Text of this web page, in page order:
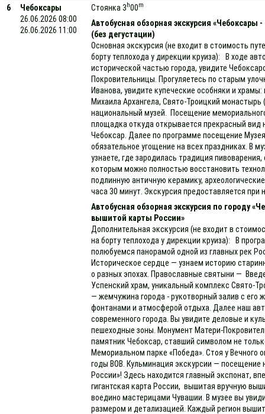
6
Чебоксары
26.06.2026 08:00
26.06.2026 11:00
Стоянка 3 h00m
Автобусная обзорная экскурсия
(без дегустации)
Основная экскурсия (не входит в стоимость
борту теплохода у дирекции круиза): В ходе
исторической частью города, увидите
Покровительницы. Прогуляетесь по старым
Иванова, увидите купеческие особняки и
Михаила Архангела, Свято-Троицкий
национальный музей. Посещение
площадка откуда открывается прекрасный вид
Чебоксар. Далее по программе посещение
обязательное угощение на всех праздниках. В
узнаете, где зародилась традиция
которым можно полностью восстановить
подлинную античную керамику,
часа 30 минут. Экскурсия предоставляется при
Автобусная обзорная экскурсия по городу
вышитой карты России»
Дополнительная экскурсия (не входит в
на борту теплохода у дирекции круиза): В
полюбуемся панорамой одной из главных рек
Историческое сердце — узнаем историю
о разных эпохах. Православные святыни —
Успенский храм, уникальный комплекс Свято-
— жемчужина города - рукотворный залив с
фонтанами и атмосферой отдыха. Далее наш
современного города. Вы увидите деловые и
пешеходные зоны. Монумент Матери-
памятник Чебоксар, ставший символом не
Мемориальном парке «Победа». Стоя у Вечного
годы ВОВ. Кульминация экскурсии — посещение
России»! Здесь находится главный экспонат,
гигантская карта России, вышитая вручную
воедино мастерицами Чувашии. В музее вы
размером и детализацией. Каждый регион